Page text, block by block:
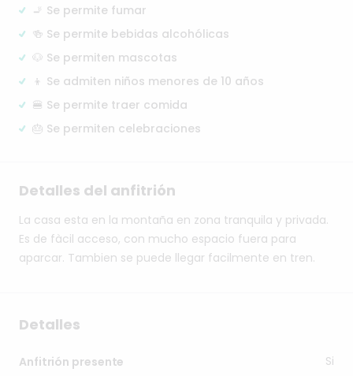
🚬 Se permite fumar
🍻 Se permite bebidas alcohólicas
🐶 Se permiten mascotas
👦 Se admiten niños menores de 10 años
🍔 Se permite traer comida
🎂 Se permiten celebraciones
Detalles del anfitrión
La casa esta en la montaña en zona tranquila y privada.
Es de fàcil acceso, con mucho espacio fuera para
aparcar. Tambien se puede llegar facilmente en tren.
Detalles
Anfitrión presente Si